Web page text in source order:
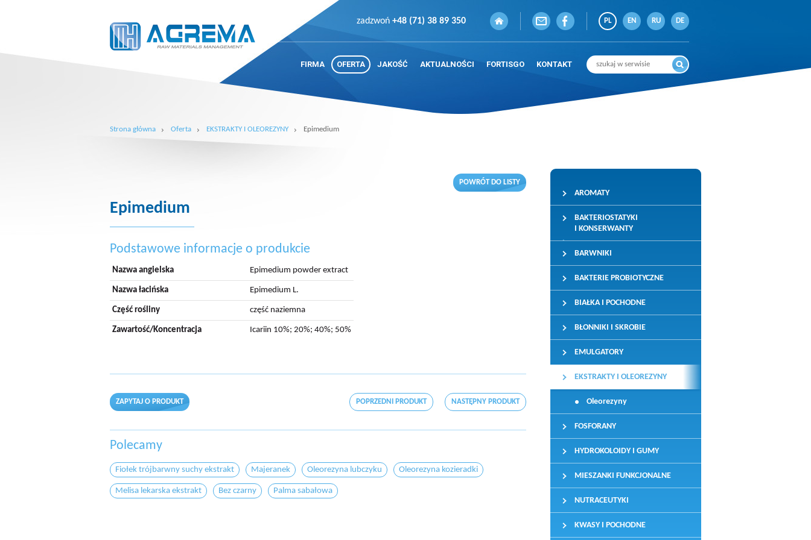
zadzwoń +48 (71) 38 89 350 PL EN RU DE
FIRMA OFERTA JAKOŚĆ AKTUALNOŚCI FORTISGO KONTAKT
Strona główna Oferta EKSTRAKTY I OLEOREZYNY Epimedium
AROMATY
BAKTERIOSTATYKI
I KONSERWANTY
BARWNIKI
BAKTERIE PROBIOTYCZNE
BIAŁKA I POCHODNE
BŁONNIKI I SKROBIE
EMULGATORY
EKSTRAKTY I OLEOREZYNY
Oleorezyny
FOSFORANY
HYDROKOLOIDY I GUMY
MIESZANKI FUNKCJONALNE
NUTRACEUTYKI
KWASY I POCHODNE
POWRÓT DO LISTY
Epimedium
Podstawowe informacje o produkcie
Nazwa angielska Epimedium powder extract
Nazwa łacińska Epimedium L.
Część rośliny część naziemna
Zawartość/Koncentracja Icariin 10%; 20%; 40%; 50%
ZAPYTAJ O PRODUKT POPRZEDNI PRODUKT NASTĘPNY PRODUKT
Polecamy
Fiołek trójbarwny suchy ekstrakt Majeranek Oleorezyna lubczyku Oleorezyna kozieradki
Melisa lekarska ekstrakt Bez czarny Palma sabałowa